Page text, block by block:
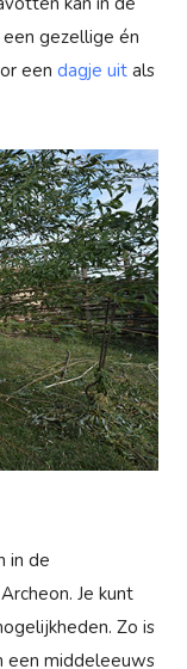
gezellige én
een dagje uit als
in de
Je kunt
Zo is
een middeleeuws